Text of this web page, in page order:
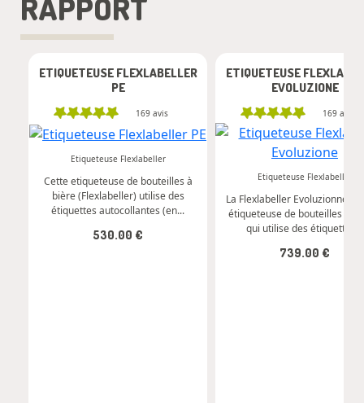
RAPPORT
ETIQUETEUSE FLEXLABELLER
PE
169avis
- +
Commander
Etiqueteuse Flexlabeller
Cette etiqueteuse de bouteilles à
bière (Flexlabeller) utilise des
étiquettes autocollantes (en...
530.00 €
ETIQUETEUSE
EVOLUZIONE
169avis
Commander
Etiqueteuse Flexlabeller
La Flexlabeller Evoluzionne
étiqueteuse de bouteilles de
qui utilise des étiquettes...
739.00 €